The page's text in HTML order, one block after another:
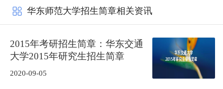
华东师范大学招生简章相关资讯
2015年考研招生简章：华东交通
大学2015年研究生招生简章
2020-09-05